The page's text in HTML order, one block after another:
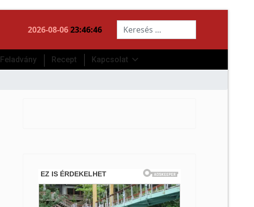
2026-08-0623:46:47 Keresés...
Feladvány Recept Kapcsolat